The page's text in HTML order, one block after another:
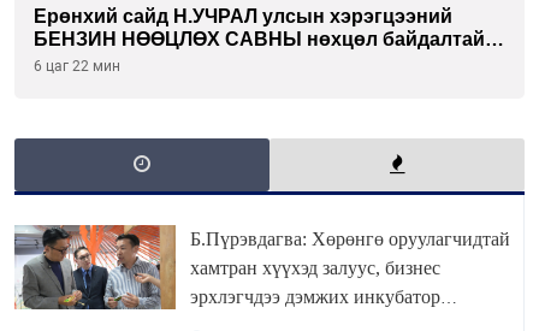
Ерөнхий сайд Н.УЧРАЛ улсын хэрэгцээний
БЕНЗИН НӨӨЦЛӨХ САВНЫ нөхцөл байдалтай
танилцлаа
6 цаг 22 мин
Б.Пүрэвдагва: Хөрөнгө оруулагчидтай
хамтран хүүхэд залуус, бизнес
эрхлэгчдээ дэмжих инкубатор